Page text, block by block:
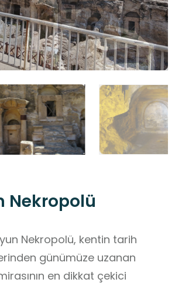
Nekropolü
Nekropolü, kentin tarih
günümüze uzanan
en dikkat çekici